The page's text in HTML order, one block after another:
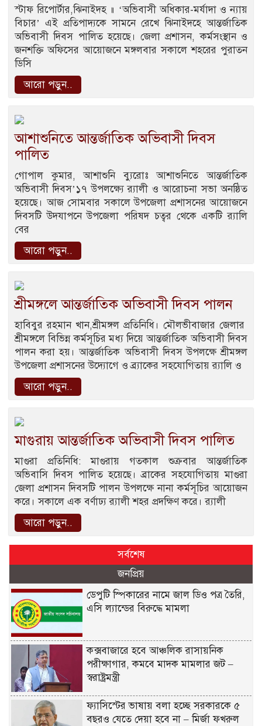
স্টাফ রিপোর্টার,ঝিনাইদহ ॥ ‘অভিবাসী অধিকার-মর্যাদা ও ন্যায়
বিচার’ এই প্রতিপাদ্যকে সামনে রেখে ঝিনাইদহে আন্তর্জাতিক
অভিবাসী দিবস পালিত হয়েছে। জেলা প্রশাসন, কর্মসংস্থান ও
জনশক্তি অফিসের আয়োজনে মঙ্গলবার সকালে শহরের পুরাতন
ডিসি
আরো পড়ুন..
আশাশুনিতে আন্তর্জাতিক অভিবাসী দিবস
পালিত
গোপাল কুমার, আশাশুনি ব্যুরোঃ আশাশুনিতে আন্তর্জাতিক
অভিবাসী দিবস’১৭ উপলক্ষ্যে র‌্যালী ও আরোচনা সভা অনষ্ঠিত
হয়েছে। আজ সোমবার সকালে উপজেলা প্রশাসনের আয়োজনে
দিবসটি উদযাপনে উপজেলা পরিষদ চত্বর থেকে একটি র‌্যালি
বের
আরো পড়ুন..
শ্রীমঙ্গলে আন্তর্জাতিক অভিবাসী দিবস পালন
হাবিবুর রহমান খান,শ্রীমঙ্গল প্রতিনিধি। মৌলভীবাজার জেলার
শ্রীমঙ্গলে বিভিন্ন কর্মসূচির মধ্য দিয়ে আন্তর্জাতিক অভিবাসী দিবস
পালন করা হয়। আন্তর্জাতিক অভিবাসী দিবস উপলক্ষে শ্রীমঙ্গল
উপজেলা প্রশাসনের উদ্যোগে ও ব্র্যাকের সহযোগিতায় র‌্যালি ও
আরো পড়ুন..
মাগুরায় আন্তর্জাতিক অভিবাসী দিবস পালিত
মাগুরা প্রতিনিধি: মাগুরায় গতকাল শুক্রবার আন্তর্জাতিক
অভিবাসি দিবস পালিত হয়েছে। ব্রাকের সহযোগিতায় মাগুরা
জেলা প্রশাসন দিবসটি পালন উপলক্ষে নানা কর্মসূচির আয়োজন
করে। সকালে এক বর্ণাঢ্য র‌্যালী শহর প্রদক্ষিণ করে। র‌্যালী
আরো পড়ুন..
সর্বশেষ
জনপ্রিয়
ডেপুটি স্পিকারের নামে জাল ডিও পত্র তৈরি,
এসি ল্যান্ডের বিরুদ্ধে মামলা
কক্সবাজারে হবে আঞ্চলিক রাসায়নিক
পরীক্ষাগার, কমবে মাদক মামলার জট –
স্বরাষ্ট্রমন্ত্রী
ফ্যাসিস্টের ভাষায় বলা হচ্ছে সরকারকে ৫
বছরও যেতে দেয়া হবে না – মির্জা ফখরুল